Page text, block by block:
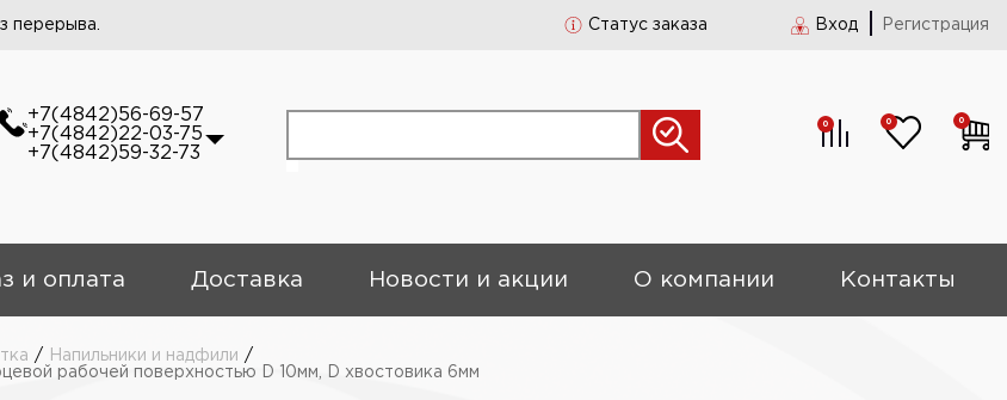
перерыва. Статус заказа Вход Регистрация
+7(4842)56-69-57
+7(4842)22-03-75
+7(4842)59-32-73
0 0 0
и оплата Доставка Новости и акции О компании Контакты
/ Напильники и надфили /
рабочей поверхностью D 10мм, D хвостовика 6мм